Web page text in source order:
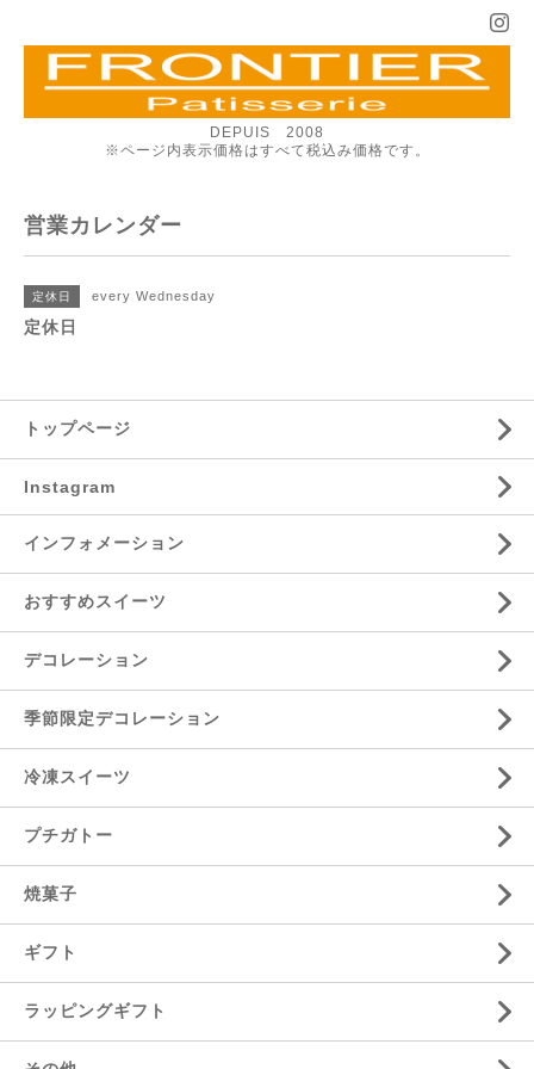
DEPUIS 2008
※ページ内表示価格はすべて税込み価格です。
営業カレンダー
定休日 every Wednesday
定休日
トップページ
Instagram
インフォメーション
おすすめスイーツ
デコレーション
季節限定デコレーション
冷凍スイーツ
プチガトー
焼菓子
ギフト
ラッピングギフト